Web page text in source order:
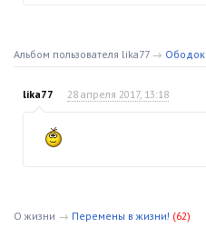
Альбом пользователя lika77→ Ободок
lika77 28 апреля 2017, 13:18
О жизни → Перемены в жизни! (62)